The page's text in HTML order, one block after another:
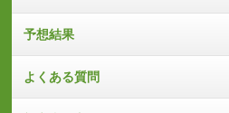
予想結果
よくある質問